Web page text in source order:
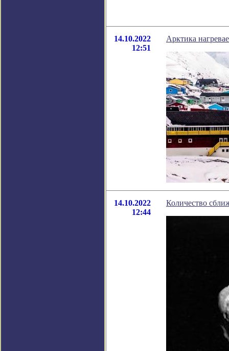
14.10.2022
12:51
Арктика
14.10.2022
12:44
Количество